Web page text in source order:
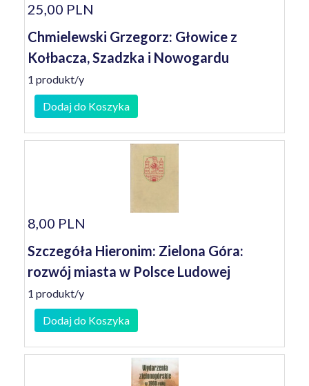
25,00 PLN
Chmielewski Grzegorz: Głowice z
Kołbacza, Szadzka i Nowogardu
1 produkt/y
Dodaj do Koszyka
8,00 PLN
Szczegóła Hieronim: Zielona Góra:
rozwój miasta w Polsce Ludowej
1 produkt/y
Dodaj do Koszyka